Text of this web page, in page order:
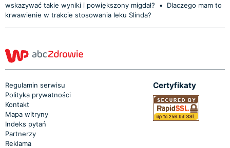
wskazywać takie wyniki i powiększony migdał?
•
Dlaczego mam to
krwawienie w trakcie stosowania leku Slinda?
Regulamin serwisu
Polityka prywatności
Kontakt
Mapa witryny
Indeks pytań
Partnerzy
Reklama
Certyfikaty